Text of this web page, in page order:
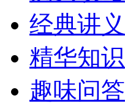
经典讲义
精华知识
趣味问答